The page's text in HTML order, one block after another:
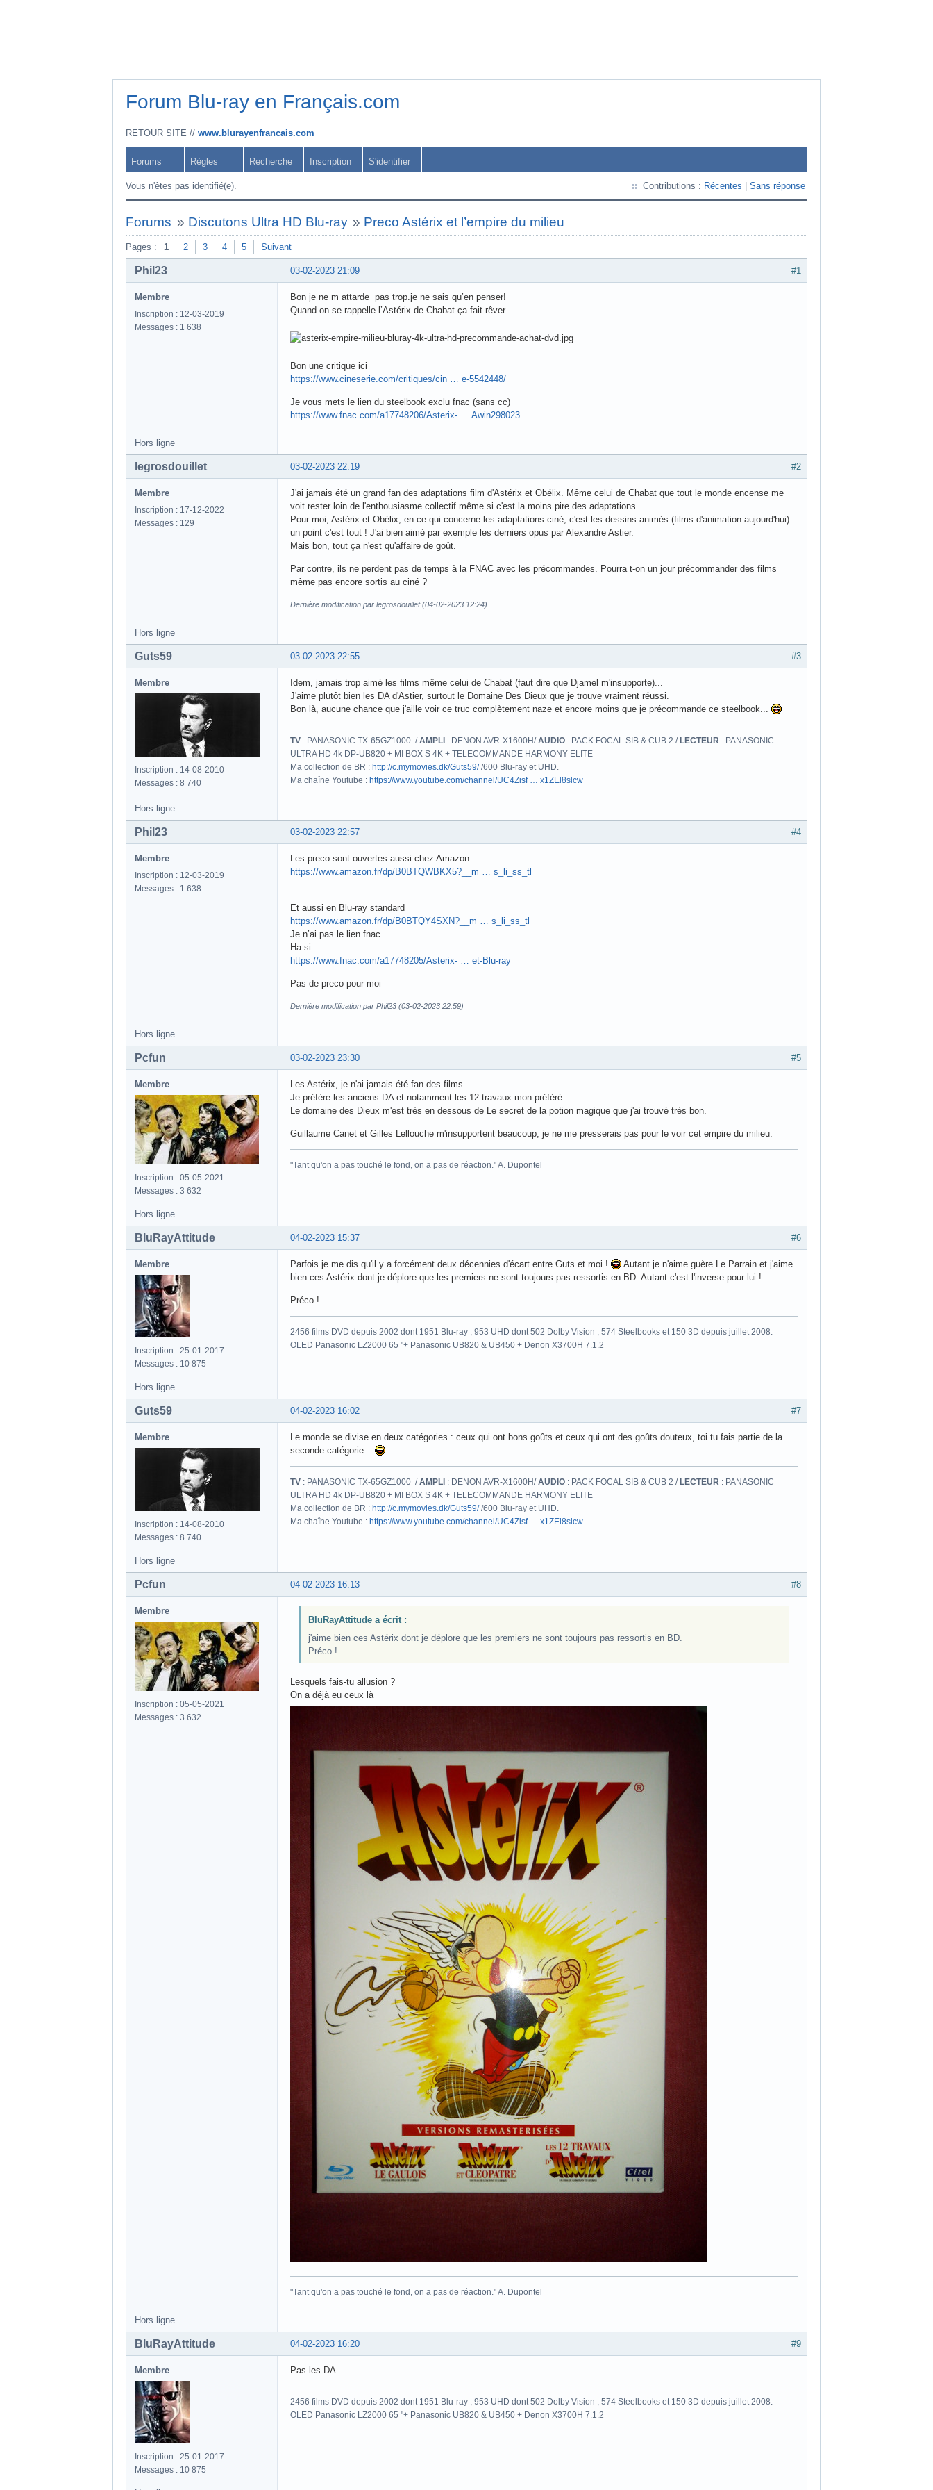
Forum Blu-ray en Français.com
RETOUR SITE // www.blurayenfrancais.com
Forums Règles Recherche Inscription S'identifier
Vous n'êtes pas identifié(e). Contributions : Récentes Sans réponse
Forums » Discutons Ultra HD Blu-ray » Preco Astérix et l’empire du milieu
Pages : 1 2 3 4 5 Suivant
#1
03-02-2023 21:09
Phil23
Membre
Inscription : 12-03-2019
Messages : 1 638
Bon je ne m attarde pas trop.je ne sais qu’en penser!
Quand on se rappelle l’Astérix de Chabat ça fait rêver
Bon une critique ici
https://www.cineserie.com/critiques/cin … e-5542448/
Je vous mets le lien du steelbook exclu fnac (sans cc)
https://www.fnac.com/a17748206/Asterix- … Awin298023
Hors ligne
#2
03-02-2023 22:19
legrosdouillet
Membre
Inscription : 17-12-2022
Messages : 129
J'ai jamais été un grand fan des adaptations film d'Astérix et Obélix. Même celui de Chabat que tout le monde encense me
voit rester loin de l'enthousiasme collectif même si c'est la moins pire des adaptations.
Pour moi, Astérix et Obélix, en ce qui concerne les adaptations ciné, c'est les dessins animés (films d'animation aujourd'hui)
un point c'est tout ! J'ai bien aimé par exemple les derniers opus par Alexandre Astier.
Mais bon, tout ça n'est qu'affaire de goût.
Par contre, ils ne perdent pas de temps à la FNAC avec les précommandes. Pourra t-on un jour précommander des films
même pas encore sortis au ciné ?
Dernière modification par legrosdouillet (04-02-2023 12:24)
Hors ligne
#3
03-02-2023 22:55
Guts59
Membre
Inscription : 14-08-2010
Messages : 8 740
Idem, jamais trop aimé les films même celui de Chabat (faut dire que Djamel m'insupporte)...
J'aime plutôt bien les DA d'Astier, surtout le Domaine Des Dieux que je trouve vraiment réussi.
Bon là, aucune chance que j'aille voir ce truc complètement naze et encore moins que je précommande ce steelbook...
TV : PANASONIC TX-65GZ1000 /AMPLI : DENON AVR-X1600H/AUDIO : PACK FOCAL SIB & CUB 2 /LECTEUR : PANASONIC
ULTRA HD 4k DP-UB820 + MI BOX S 4K + TELECOMMANDE HARMONY ELITE
Ma collection de BR : http://c.mymovies.dk/Guts59//600 Blu-ray et UHD.
Ma chaîne Youtube : https://www.youtube.com/channel/UC4Zisf … x1ZEl8slcw
Hors ligne
#4
03-02-2023 22:57
Phil23
Membre
Inscription : 12-03-2019
Messages : 1 638
Les preco sont ouvertes aussi chez Amazon.
https://www.amazon.fr/dp/B0BTQWBKX5?__m … s_li_ss_tl
Et aussi en Blu-ray standard
https://www.amazon.fr/dp/B0BTQY4SXN?__m … s_li_ss_tl
Je n’ai pas le lien fnac
Ha si
https://www.fnac.com/a17748205/Asterix- … et-Blu-ray
Pas de preco pour moi
Dernière modification par Phil23 (03-02-2023 22:59)
Hors ligne
#5
03-02-2023 23:30
Pcfun
Membre
Inscription : 05-05-2021
Messages : 3 632
Les Astérix, je n'ai jamais été fan des films.
Je préfère les anciens DA et notamment les 12 travaux mon préféré.
Le domaine des Dieux m'est très en dessous de Le secret de la potion magique que j'ai trouvé très bon.
Guillaume Canet et Gilles Lellouche m'insupportent beaucoup, je ne me presserais pas pour le voir cet empire du milieu.
"Tant qu'on a pas touché le fond, on a pas de réaction." A. Dupontel
Hors ligne
#6
04-02-2023 15:37
BluRayAttitude
Membre
Inscription : 25-01-2017
Messages : 10 875
Parfois je me dis qu'il y a forcément deux décennies d'écart entre Guts et moi !
Autant je n'aime guère Le Parrain et j'aime
bien ces Astérix dont je déplore que les premiers ne sont toujours pas ressortis en BD. Autant c'est l'inverse pour lui !
Préco !
2456 films DVD depuis 2002 dont 1951 Blu-ray , 953 UHD dont 502 Dolby Vision , 574 Steelbooks et 150 3D depuis juillet 2008.
OLED Panasonic LZ2000 65 "+ Panasonic UB820 & UB450 + Denon X3700H 7.1.2
Hors ligne
#7
04-02-2023 16:02
Guts59
Membre
Inscription : 14-08-2010
Messages : 8 740
Le monde se divise en deux catégories : ceux qui ont bons goûts et ceux qui ont des goûts douteux, toi tu fais partie de la
seconde catégorie...
TV : PANASONIC TX-65GZ1000 /AMPLI : DENON AVR-X1600H/AUDIO : PACK FOCAL SIB & CUB 2 /LECTEUR : PANASONIC
ULTRA HD 4k DP-UB820 + MI BOX S 4K + TELECOMMANDE HARMONY ELITE
Ma collection de BR : http://c.mymovies.dk/Guts59//600 Blu-ray et UHD.
Ma chaîne Youtube : https://www.youtube.com/channel/UC4Zisf … x1ZEl8slcw
Hors ligne
#8
04-02-2023 16:13
Pcfun
Membre
Inscription : 05-05-2021
Messages : 3 632
BluRayAttitude a écrit :
j'aime bien ces Astérix dont je déplore que les premiers ne sont toujours pas ressortis en BD.
Préco !
Lesquels fais-tu allusion ?
On a déjà eu ceux là
"Tant qu'on a pas touché le fond, on a pas de réaction." A. Dupontel
Hors ligne
#9
04-02-2023 16:20
BluRayAttitude
Membre
Inscription : 25-01-2017
Messages : 10 875
Pas les DA.
2456 films DVD depuis 2002 dont 1951 Blu-ray , 953 UHD dont 502 Dolby Vision , 574 Steelbooks et 150 3D depuis juillet 2008.
OLED Panasonic LZ2000 65 "+ Panasonic UB820 & UB450 + Denon X3700H 7.1.2